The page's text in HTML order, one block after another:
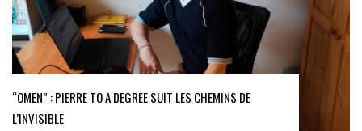
“OMEN” : PIERRE TO A DEGREE SUIT LES CHEMINS DE
L’INVISIBLE